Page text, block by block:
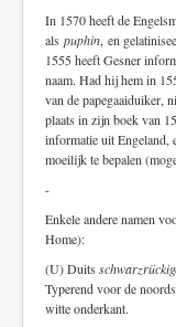
In 1570 heeft de
als puphin, en
1555 heeft Gesner
naam. Had hij hem in
van de papegaaiduiker,
plaats in zijn boek van
informatie uit Engeland,
moeilijk te bepalen
-
Enkele andere namen
Home):
(U) Duits
Typerend voor de
witte onderkant.